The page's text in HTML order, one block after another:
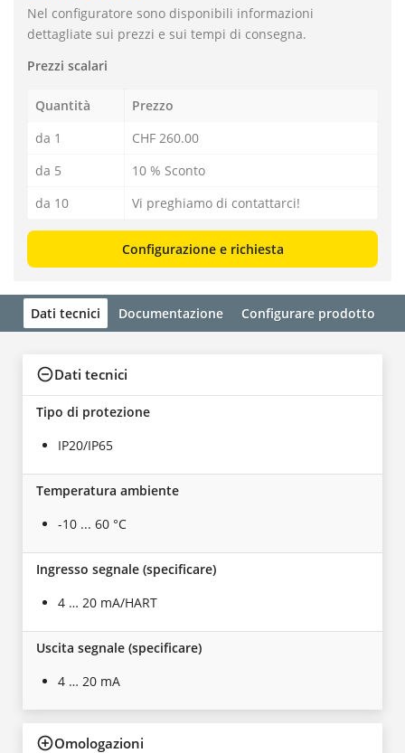
Nel configuratore sono disponibili informazioni
dettagliate sui prezzi e sui tempi di consegna.
Prezzi scalari
Quantità
Prezzo
da 1
CHF 260.00
da 5
10 % Sconto
da 10
Vi preghiamo di contattarci!
Configurazione e richiesta
Dati tecnici Documentazione Configurare prodotto
Dati tecnici
Tipo di protezione
IP20/IP65
Temperatura ambiente
-10 ... 60 °C
Ingresso segnale (specificare)
4 … 20 mA/HART
Uscita segnale (specificare)
4 … 20 mA
Omologazioni